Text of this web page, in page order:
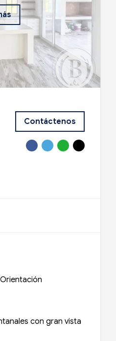
Contáctenos
con gran vista